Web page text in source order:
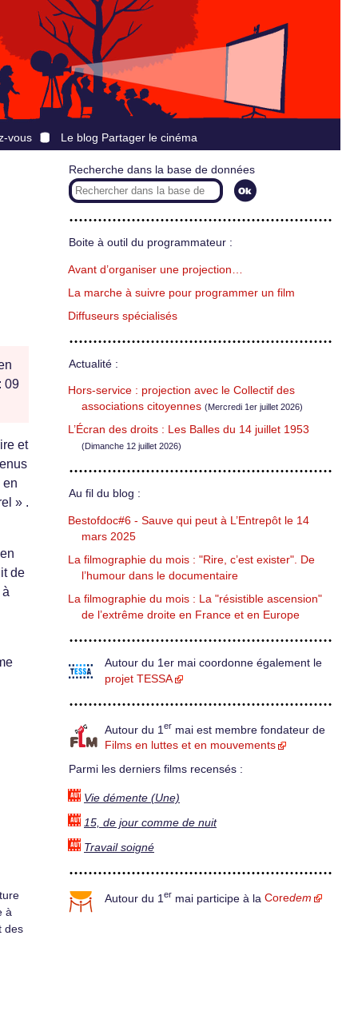
vous Le blog Partager le cinéma
09
et
en
» .
de
à
des
Recherche dans la base de données
Boite à outil du programmateur :
Avant d’organiser une projection…
La marche à suivre pour programmer un film
Diffuseurs spécialisés
Actualité :
Hors-service : projection avec le Collectif des
associations citoyennes (Mercredi 1er juillet 2026)
L’Écran des droits : Les Balles du 14 juillet 1953
(Dimanche 12 juillet 2026)
Au fil du blog :
Bestofdoc#6 - Sauve qui peut à L’Entrepôt le 14
mars 2025
La filmographie du mois : "Rire, c’est exister". De
l’humour dans le documentaire
La filmographie du mois : La "résistible ascension"
de l’extrême droite en France et en Europe
Autour du 1er mai coordonne également le
projet TESSA
Autour du 1 er mai est membre fondateur de
Films en luttes et en mouvements
Parmi les derniers films recensés :
Vie démente (Une)
15, de jour comme de nuit
Travail soigné
Autour du 1 er mai participe à la Coredem